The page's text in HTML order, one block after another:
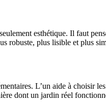
esthétique. Il faut
robuste, plus lisible et plus
L’un aide à choisir
dont un jardin réel